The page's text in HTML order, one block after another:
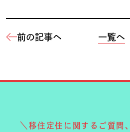
前の記事へ 一覧へ
＼移住定住に関するご質問